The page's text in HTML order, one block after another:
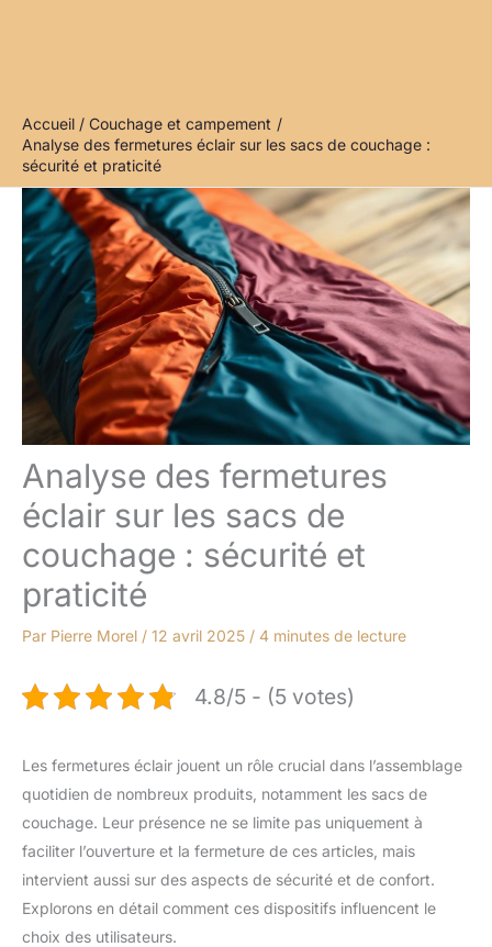
Accueil
Couchage et campement
Analyse des fermetures éclair sur les sacs de couchage :
sécurité et praticité
Analyse des fermetures
éclair sur les sacs de
couchage : sécurité et
praticité
Par Pierre Morel / 12 avril 2025 / 4 minutes de lecture
4.8/5 - (5 votes)
Les fermetures éclair jouent un rôle crucial dans l’assemblage
quotidien de nombreux produits, notamment les sacs de
couchage. Leur présence ne se limite pas uniquement à
faciliter l’ouverture et la fermeture de ces articles, mais
intervient aussi sur des aspects de sécurité et de confort.
Explorons en détail comment ces dispositifs influencent le
choix des utilisateurs.